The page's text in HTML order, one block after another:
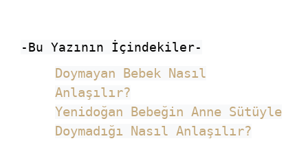
-Bu Yazının İçindekiler-
Doymayan Bebek Nasıl
Anlaşılır?
Yenidoğan Bebeğin Anne Sütüyle
Doymadığı Nasıl Anlaşılır?